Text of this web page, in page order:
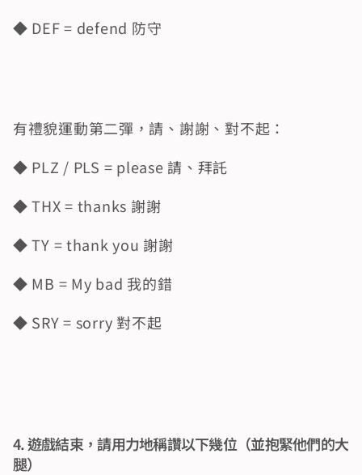
◆ DEF = defend 防守
有禮貌運動第二彈，請、謝謝、對不起：
◆ PLZ / PLS = please 請、拜託
◆ THX = thanks 謝謝
◆ TY = thank you 謝謝
◆ MB = My bad 我的錯
◆ SRY = sorry 對不起
4. 遊戲結束，請用力地稱讚以下幾位（並抱緊他們的大
腿）